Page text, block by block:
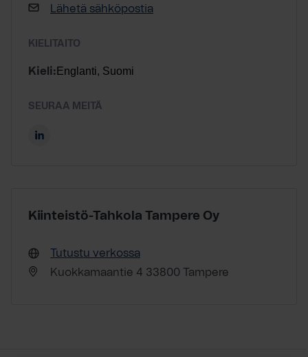
Lähetä sähköpostia
KIELITAITO
Kieli: Englanti, Suomi
SEURAA MEITÄ
Kiinteistö-Tahkola Tampere Oy
Tutustu verkossa
Kuokkamaantie 4 33800 Tampere